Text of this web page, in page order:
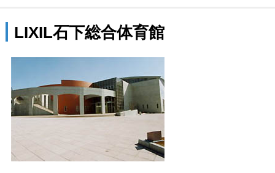
LIXIL石下総合体育館